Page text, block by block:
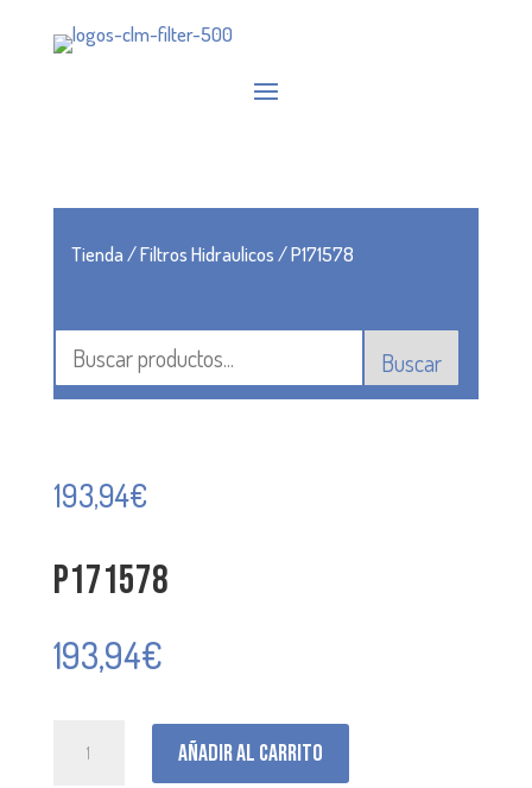
Tienda/Filtros Hidraulicos/ P171578
Buscar
193,94€
P171578
193,94€
Añadir al carrito